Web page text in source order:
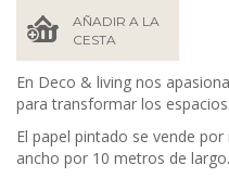
AÑADIR A LA
CESTA
En Deco & living nos
para transformar los espacios.
El papel pintado se vende
ancho por 10 metros de largo.